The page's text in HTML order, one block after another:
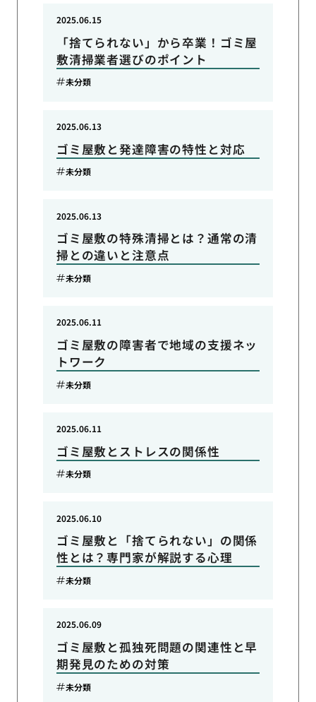
「捨てられない」から卒業！ゴミ屋
敷清掃業者選びのポイント
2025.06.15
未分類
ゴミ屋敷と発達障害の特性と対応
2025.06.13
未分類
ゴミ屋敷の特殊清掃とは？通常の清
掃との違いと注意点
2025.06.13
未分類
ゴミ屋敷の障害者で地域の支援ネッ
トワーク
2025.06.11
未分類
ゴミ屋敷とストレスの関係性
2025.06.11
未分類
ゴミ屋敷と「捨てられない」の関係
性とは？専門家が解説する心理
2025.06.10
未分類
ゴミ屋敷と孤独死問題の関連性と早
期発見のための対策
2025.06.09
未分類